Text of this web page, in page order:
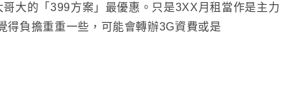
哥大的 「399方案」最優惠 。只是3XX月租當作是主力
得負擔重重一些 ，可能會轉辦3G資費或是